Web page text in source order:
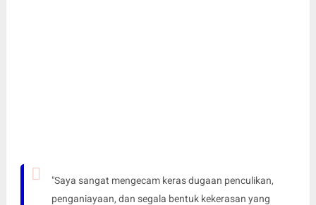
"Saya sangat mengecam keras dugaan penculikan,
penganiayaan, dan segala bentuk kekerasan yang